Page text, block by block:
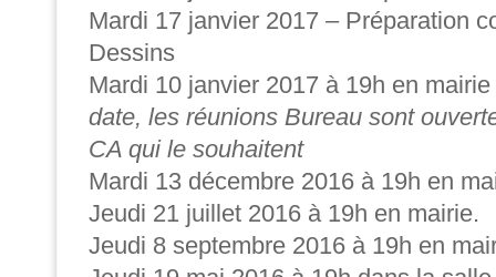
Mardi 17 janvier 2017 – Préparation
Dessins
Mardi 10 janvier 2017 à 19h en
date, les réunions Bureau sont
CA qui le souhaitent
Mardi 13 décembre 2016 à 19h en
Jeudi 21 juillet 2016 à 19h en mairie.
Jeudi 8 septembre 2016 à 19h en